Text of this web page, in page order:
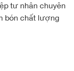
tư nhân chuyên
bón chất lượng